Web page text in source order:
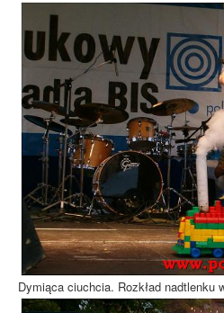
Dymiąca ciuchcia. Rozkład nadtlenku